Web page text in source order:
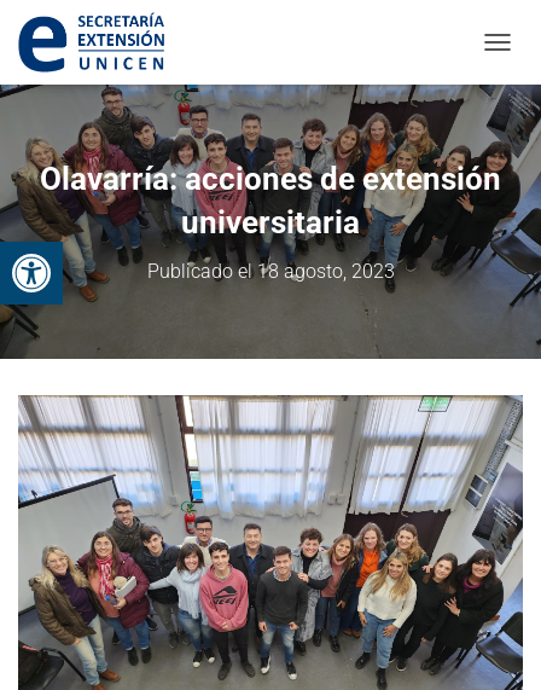
Abrir barra de herramientas
Olavarría: acciones de extensión
universitaria
Publicado el 18 agosto, 2023